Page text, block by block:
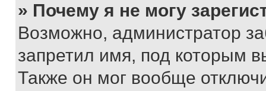
» Почему я не могу
Возможно, администратор
запретил имя, под которым
Также он мог вообще